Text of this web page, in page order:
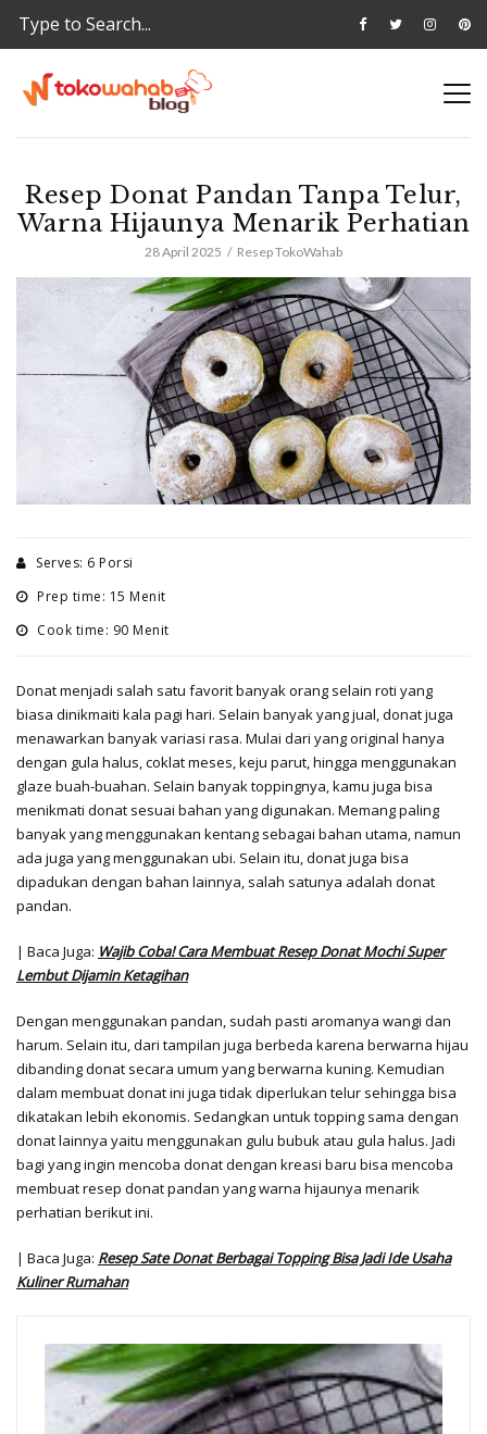
Resep Donat Pandan Tanpa Telur,
Warna Hijaunya Menarik Perhatian
28 April 2025 Resep TokoWahab
Serves: 6 Porsi
Prep time: 15 Menit
Cook time: 90 Menit
Donat menjadi salah satu favorit banyak orang selain roti yang
biasa dinikmaiti kala pagi hari. Selain banyak yang jual, donat juga
menawarkan banyak variasi rasa. Mulai dari yang original hanya
dengan gula halus, coklat meses, keju parut, hingga menggunakan
glaze buah-buahan. Selain banyak toppingnya, kamu juga bisa
menikmati donat sesuai bahan yang digunakan. Memang paling
banyak yang menggunakan kentang sebagai bahan utama, namun
ada juga yang menggunakan ubi. Selain itu, donat juga bisa
dipadukan dengan bahan lainnya, salah satunya adalah donat
pandan.
| Baca Juga: Wajib Coba! Cara Membuat Resep Donat Mochi Super
Lembut Dijamin Ketagihan
Dengan menggunakan pandan, sudah pasti aromanya wangi dan
harum. Selain itu, dari tampilan juga berbeda karena berwarna hijau
dibanding donat secara umum yang berwarna kuning. Kemudian
dalam membuat donat ini juga tidak diperlukan telur sehingga bisa
dikatakan lebih ekonomis. Sedangkan untuk topping sama dengan
donat lainnya yaitu menggunakan gulu bubuk atau gula halus. Jadi
bagi yang ingin mencoba donat dengan kreasi baru bisa mencoba
membuat resep donat pandan yang warna hijaunya menarik
perhatian berikut ini.
| Baca Juga: Resep Sate Donat Berbagai Topping Bisa Jadi Ide Usaha
Kuliner Rumahan